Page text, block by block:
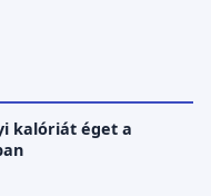
kalóriát éget a